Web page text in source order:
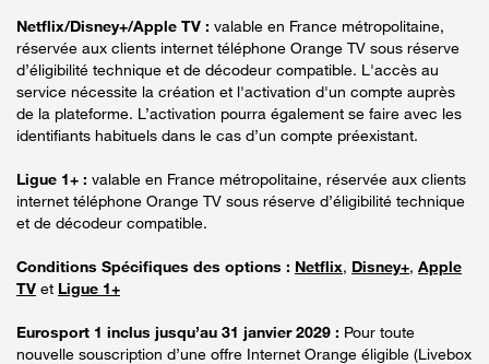
Netflix/Disney+/Apple TV : valable en France métropolitaine,
réservée aux clients internet téléphone Orange TV sous réserve
d’éligibilité technique et de décodeur compatible. L'accès au
service nécessite la création et l'activation d'un compte auprès
de la plateforme. L’activation pourra également se faire avec les
identifiants habituels dans le cas d’un compte préexistant.
Ligue 1+ : valable en France métropolitaine, réservée aux clients
internet téléphone Orange TV sous réserve d’éligibilité technique
et de décodeur compatible.
Conditions Spécifiques des options : Netflix, Disney+, Apple
TV et Ligue 1+
Eurosport 1 inclus jusqu’au 31 janvier 2029 : Pour toute
nouvelle souscription d’une offre Internet Orange éligible (Livebox